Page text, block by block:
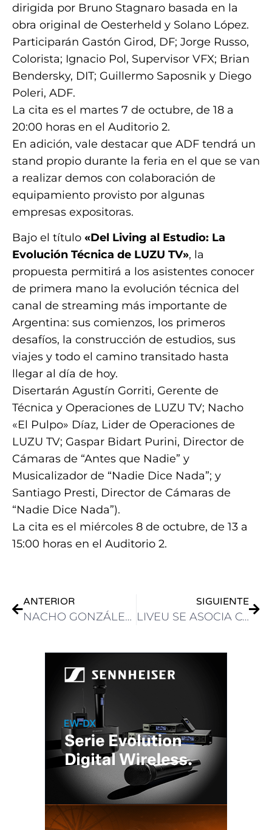
dirigida por Bruno Stagnaro basada en la
obra original de Oesterheld y Solano López.
Participarán Gastón Girod, DF; Jorge Russo,
Colorista; Ignacio Pol, Supervisor VFX; Brian
Bendersky, DIT; Guillermo Saposnik y Diego
Poleri, ADF.
La cita es el martes 7 de octubre, de 18 a
20:00 horas en el Auditorio 2.
En adición, vale destacar que ADF tendrá un
stand propio durante la feria en el que se van
a realizar demos con colaboración de
equipamiento provisto por algunas
empresas expositoras.
Bajo el título «Del Living al Estudio: La
Evolución Técnica de LUZU TV», la
propuesta permitirá a los asistentes conocer
de primera mano la evolución técnica del
canal de streaming más importante de
Argentina: sus comienzos, los primeros
desafíos, la construcción de estudios, sus
viajes y todo el camino transitado hasta
llegar al día de hoy.
Disertarán Agustín Gorriti, Gerente de
Técnica y Operaciones de LUZU TV; Nacho
«El Pulpo» Díaz, Lider de Operaciones de
LUZU TV; Gaspar Bidart Purini, Director de
Cámaras de “Antes que Nadie” y
Musicalizador de “Nadie Dice Nada”; y
Santiago Presti, Director de Cámaras de
“Nadie Dice Nada”).
La cita es el miércoles 8 de octubre, de 13 a
15:00 horas en el Auditorio 2.
ANTERIOR
NACHO GONZÁLEZ: “STAGETEC ES SINÓNIMO DE CALIDAD”
SIGUIENTE
LIVEU SE ASOCIA CON SONY PARA EXPANDIR LA TRANSMISIÓN DE VIDEO PROFESIONAL